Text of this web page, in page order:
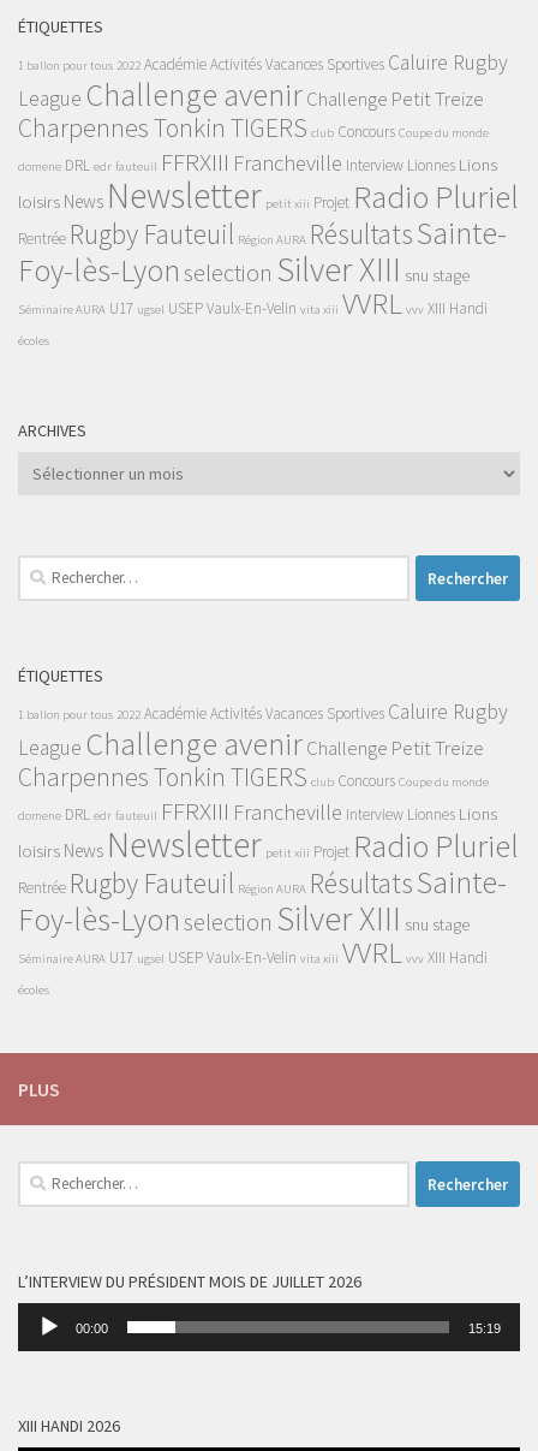
ÉTIQUETTES
1 ballon pour tous 2022 AcadémieActivités Vacances Sportives Caluire Rugby
League Challenge avenirChallenge Petit Treize
Charpennes Tonkin TIGERS club Concours Coupe du monde
domene DRL edr fauteuil FFRXIII Francheville Interview Lionnes Lions
loisirs News Newsletter petit xiii Projet Radio Pluriel
Rentrée Rugby Fauteuil Région AURA RésultatsSainte-
Foy-lès-Lyon selection Silver XIII snu stage
Séminaire AURA U17 ugsel USEPVaulx-En-Velin vita xiii VVRL vvv XIII Handi
écoles
ARCHIVES
Archives
Rechercher :
ÉTIQUETTES
1 ballon pour tous 2022 AcadémieActivités Vacances Sportives Caluire Rugby
League Challenge avenirChallenge Petit Treize
Charpennes Tonkin TIGERS club Concours Coupe du monde
domene DRL edr fauteuil FFRXIII Francheville Interview Lionnes Lions
loisirs News Newsletter petit xiii Projet Radio Pluriel
Rentrée Rugby Fauteuil Région AURA RésultatsSainte-
Foy-lès-Lyon selection Silver XIII snu stage
Séminaire AURA U17 ugsel USEPVaulx-En-Velin vita xiii VVRL vvv XIII Handi
écoles
PLUS
Rechercher :
L’INTERVIEW DU PRÉSIDENT MOIS DE JUILLET 2026
Lecteur
00:00 15:19
XIII HANDI 2026